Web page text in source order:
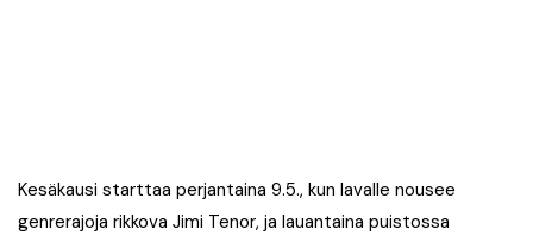
Kesäkausi starttaa perjantaina 9.5., kun lavalle nousee
genrerajoja rikkova Jimi Tenor, ja lauantaina puistossa